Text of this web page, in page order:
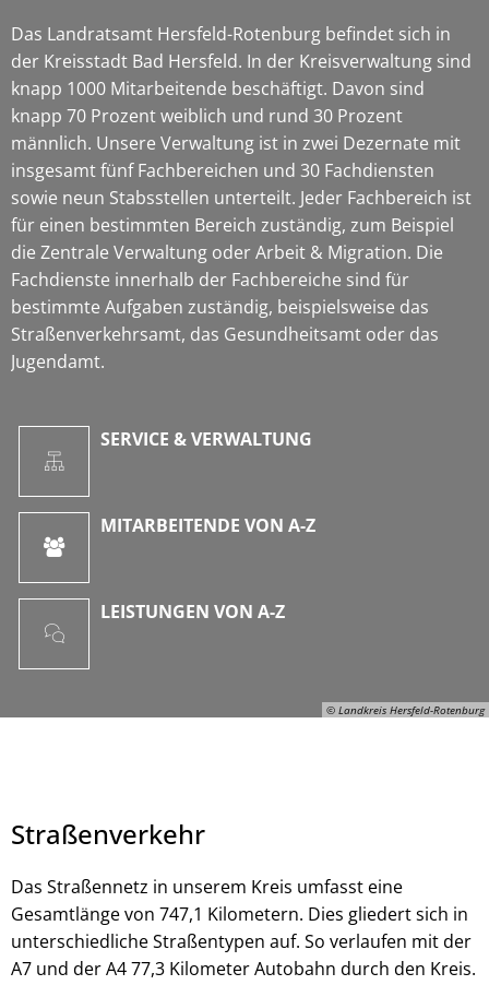
© Landkreis Hersfeld-Rotenburg
© Landkreis Hersfeld-Rotenburg
Das Landratsamt Hersfeld-Rotenburg befindet sich in
der Kreisstadt Bad Hersfeld. In der Kreisverwaltung sind
knapp 1000 Mitarbeitende beschäftigt. Davon sind
knapp 70 Prozent weiblich und rund 30 Prozent
männlich. Unsere Verwaltung ist in zwei Dezernate mit
insgesamt fünf Fachbereichen und 30 Fachdiensten
sowie neun Stabsstellen unterteilt. Jeder Fachbereich ist
für einen bestimmten Bereich zuständig, zum Beispiel
die Zentrale Verwaltung oder Arbeit & Migration. Die
Fachdienste innerhalb der Fachbereiche sind für
bestimmte Aufgaben zuständig, beispielsweise das
Straßenverkehrsamt, das Gesundheitsamt oder das
Jugendamt.
SERVICE & VERWALTUNG
MITARBEITENDE VON A-Z
LEISTUNGEN VON A-Z
Straßenverkehr
Das Straßennetz in unserem Kreis umfasst eine
Gesamtlänge von 747,1 Kilometern. Dies gliedert sich in
unterschiedliche Straßentypen auf. So verlaufen mit der
A7 und der A4 77,3 Kilometer Autobahn durch den Kreis.